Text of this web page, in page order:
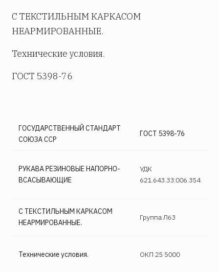
С ТЕКСТИЛЬНЫМ КАРКАСОМ
НЕАРМИРОВАННЫЕ.
Технические условия.
ГОСТ 5398-76
ГОСУДАРСТВЕННЫЙ СТАНДАРТ
СОЮЗА ССР
ГОСТ 5398-76
РУКАВА РЕЗИНОВЫЕ НАПОРНО-
ВСАСЫВАЮЩИЕ
УДК
621.643.33:006.354
С ТЕКСТИЛЬНЫМ КАРКАСОМ
НЕАРМИРОВАННЫЕ.
Группа Л63
Технические условия. ОКП 25 5000